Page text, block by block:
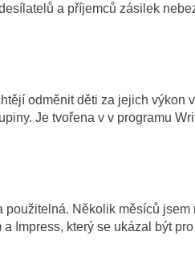
a příjemců zásilek
odměnit děti za jejich výkon
Je tvořena v v programu
Několik měsíců jsem
Impress, který se ukázal být